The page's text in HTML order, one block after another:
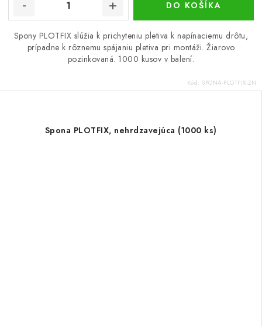
DO KOŠÍKA
Spony PLOTFIX slúžia k prichyteniu pletiva k napínaciemu drôtu,
prípadne k rôznemu spájaniu pletiva pri montáži. Žiarovo
pozinkovaná. 1000 kusov v balení.
Kód: SPONA-PLOTFIX-ZN
Spona PLOTFIX, nehrdzavejúca (1000 ks)